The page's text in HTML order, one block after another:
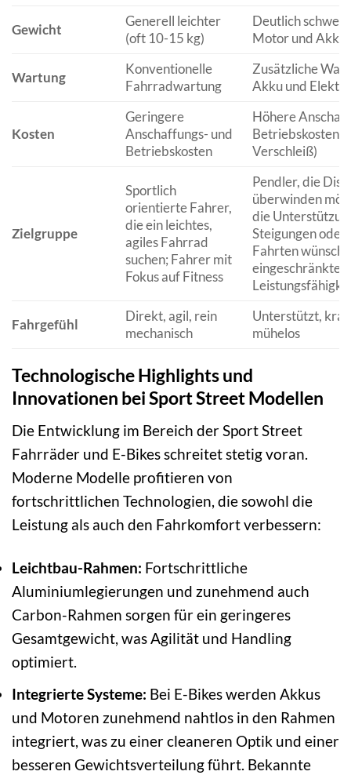
Gewicht
Generell leichter
(oft 10-15 kg)
Deutlich
Motor und Akku
Wartung
Konventionelle
Fahrradwartung
Zusätzliche
Akku und
Kosten
Geringere
Anschaffungs- und
Betriebskosten
Höhere
Betriebskosten
Verschleiß)
Zielgruppe
Sportlich
orientierte Fahrer,
die ein leichtes,
agiles Fahrrad
suchen; Fahrer mit
Fokus auf Fitness
Pendler, die
überwinden
die
Steigungen oder
Fahrten
eingeschränkter
Fahrgefühl
Direkt, agil, rein
mechanisch
Unterstützt,
mühelos
Technologische Highlights und
Innovationen bei Sport Street Modellen
Die Entwicklung im Bereich der Sport Street
Fahrräder und E-Bikes schreitet stetig voran.
Moderne Modelle profitieren von
fortschrittlichen Technologien, die sowohl die
Leistung als auch den Fahrkomfort verbessern:
Leichtbau-Rahmen: Fortschrittliche
Aluminiumlegierungen und zunehmend auch
Carbon-Rahmen sorgen für ein geringeres
Gesamtgewicht, was Agilität und Handling
optimiert.
Integrierte Systeme: Bei E-Bikes werden Akkus
und Motoren zunehmend nahtlos in den Rahmen
integriert, was zu einer cleaneren Optik und einer
besseren Gewichtsverteilung führt. Bekannte